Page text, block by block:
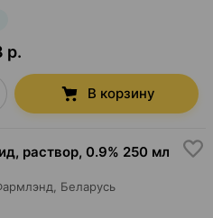
р.
В корзину
раствор, 0.9% 250 мл
, Беларусь